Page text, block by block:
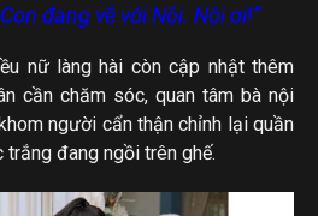
đang về với Nội. Nội ơi!”
nữ làng hài còn cập nhật thêm
cần chăm sóc, quan tâm bà nội
người cẩn thận chỉnh lại quần
đang ngồi trên ghế.